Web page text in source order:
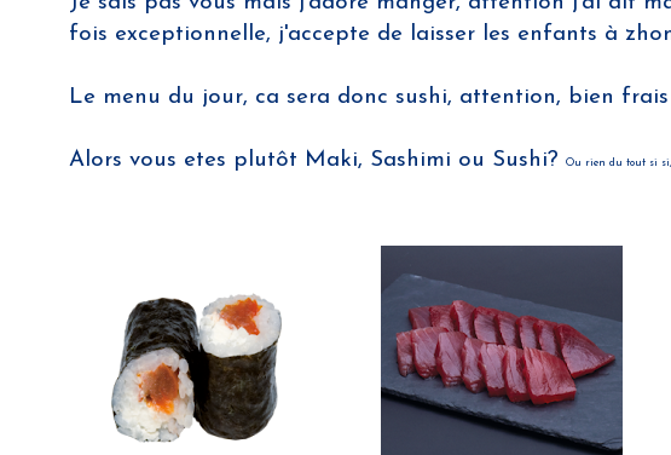
fois exceptionnelle, j'accepte de laisser les enfants à
Le menu du jour, ca sera donc sushi, attention, bien
Alors vous etes plutôt Maki, Sashimi ou Sushi? Ou rien du tout si si,